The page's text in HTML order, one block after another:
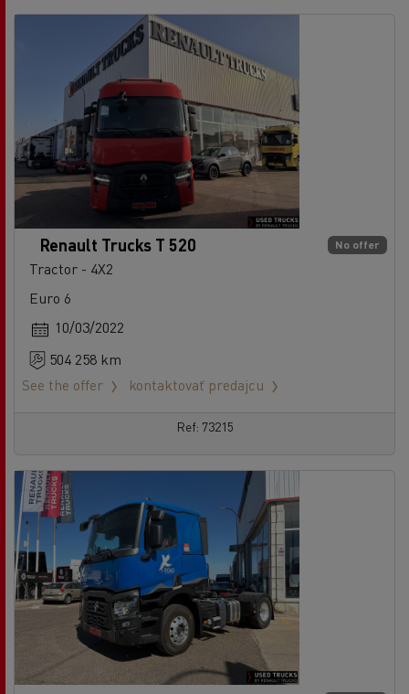
No offer
Renault Trucks T 520
Tractor - 4X2
Euro 6
10/03/2022
504 258 km
See the offer
kontaktovať predajcu
Ref: 73215